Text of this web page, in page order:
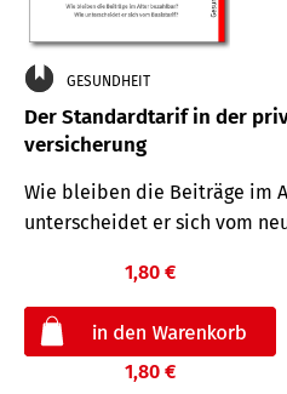
GESUNDHEIT
Der Standard­tarif in der
versicherung
Wie bleiben die Beiträge im
unterscheidet er sich vom
1,80 €
1,80 €